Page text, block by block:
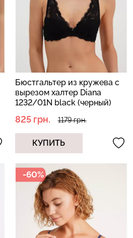
Бюстгальтер из кружева с
вырезом халтер Diana
1232/01N black (черный)
825 грн. 1179 грн.
КУПИТЬ
-60%